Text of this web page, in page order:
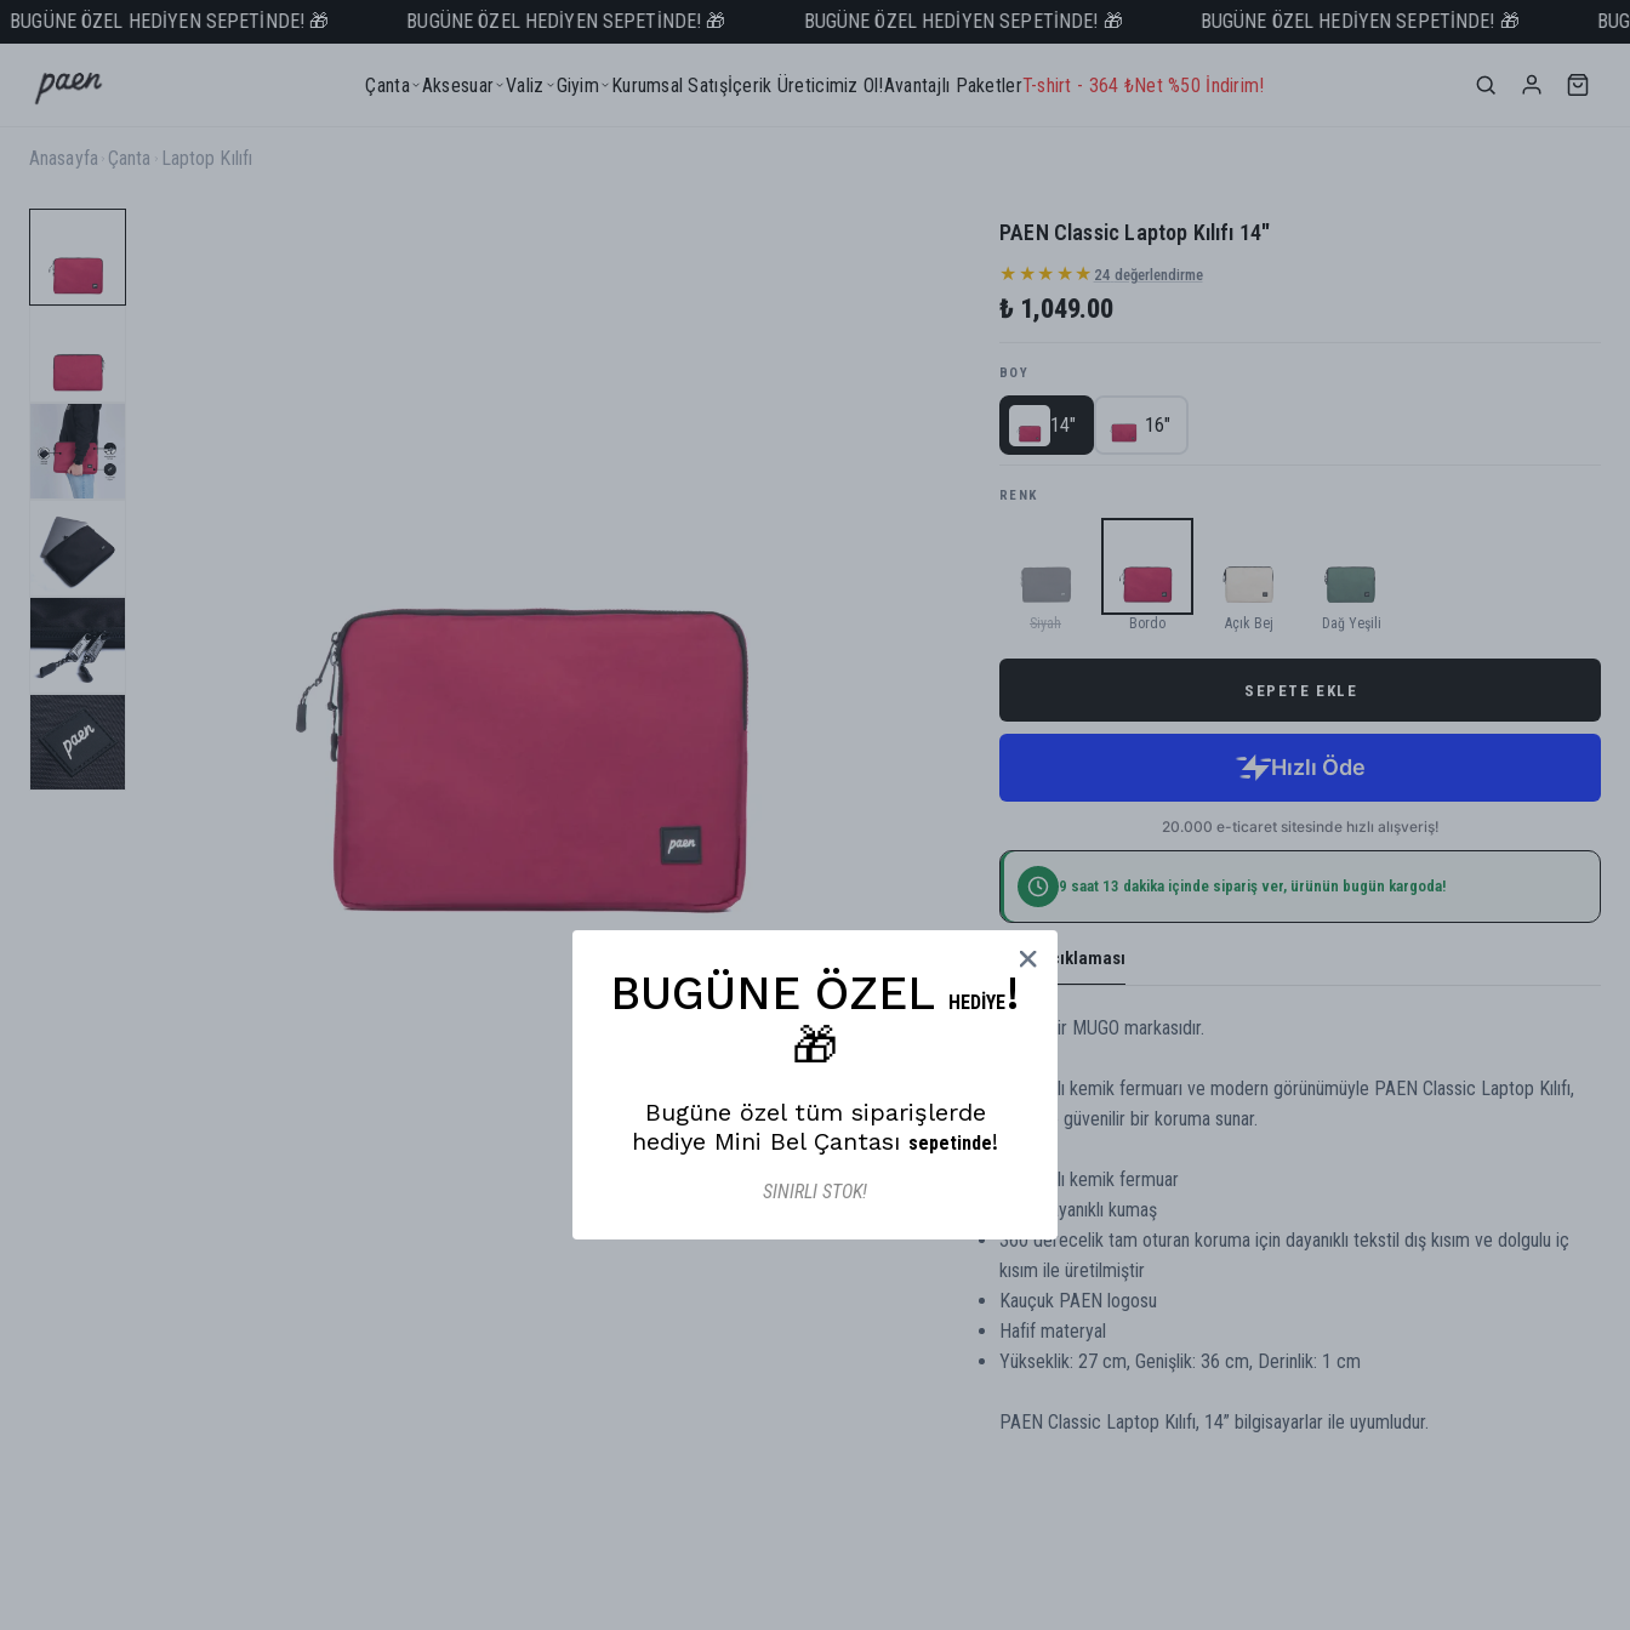
ÖZEL HEDİYEN SEPETİNDE! 🎁 BUGÜNE ÖZEL HEDİYEN SEPETİNDE! 🎁 BUGÜNE ÖZEL HEDİYEN SEPETİNDE! 🎁 BUGÜNE ÖZEL HEDİYEN SEPETİNDE! 🎁
Çanta Aksesuar Valiz Giyim Kurumsal Satışİçerik Üreticimiz Ol!Avantajlı PaketlerT-shirt - 364 ₺Net %50 İndirim!
Anasayfa Çanta Laptop Kılıfı
PAEN Classic Laptop Kılıfı 14"
★★★★★ 24 değerlendirme
₺ 1,049.00
BOY
14" 16"
RENK
Siyah Bordo Açık Bej Dağ Yeşili
SEPETE EKLE
9 saat 13 dakika içinde sipariş ver, ürünün bugün kargoda!
Ürün Açıklaması
PAEN bir MUGO markasıdır.
Dayanıklı kemik fermuarı ve modern görünümüyle PAEN Classic Laptop Kılıfı,
basit ve güvenilir bir koruma sunar.
Dayanıklı kemik fermuar
Suya dayanıklı kumaş
360 derecelik tam oturan koruma için dayanıklı tekstil dış kısım ve dolgulu iç
kısım ile üretilmiştir
Kauçuk PAEN logosu
Hafif materyal
Yükseklik: 27 cm, Genişlik: 36 cm, Derinlik: 1 cm
PAEN Classic Laptop Kılıfı, 14” bilgisayarlar ile uyumludur.
BUGÜNE ÖZEL HEDİYE!
🎁
Bugüne özel tüm siparişlerde
hediye Mini Bel Çantası sepetinde!
SINIRLI STOK!